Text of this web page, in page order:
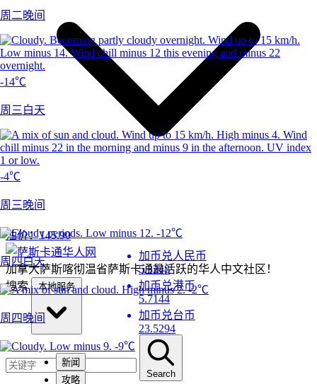
周二晚间
-14℃
周三白天
-4℃
周三晚间
-12℃
周四白天
-2℃
周四晚间
-9℃
加币兑人民币
5.3248
加币兑港币
5.7144
加币兑台币
23.5294
油价：145.90
加拿大萨斯喀彻温省萨斯卡通最活跃的华人中文社区！
搜索
本地服务
新闻
攻略
Search